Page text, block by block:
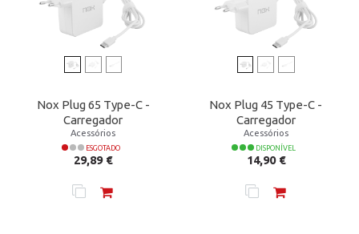
Nox Plug 65 Type-C -
Carregador
Acessórios
ESGOTADO
Preço
29,89 €
Nox Plug 45 Type-C -
Carregador
Acessórios
DISPONÍVEL
Preço
14,90 €